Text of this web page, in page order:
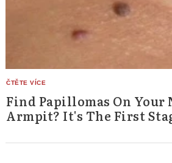
Find Papillomas On Your
Armpit? It's The First